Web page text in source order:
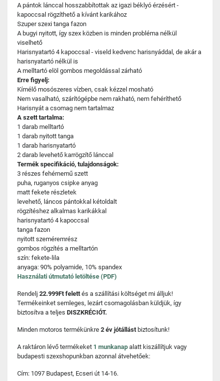
A pántok lánccal hosszabbítottak az igazi béklyó érzésért -
kapoccsal rögzíthető a kívánt karikához
Szuper szexi tanga fazon
A bugyi nyitott, így szex közben is minden probléma nélkül
viselhető
Harisnyatartó 4 kapoccsal - viseld kedvenc harisnyáddal, de akár a
harisnyatartó nélkül is
A melltartó elöl gombos megoldással zárható
Erre figyelj:
Kímélő mosószeres vízben, csak kézzel mosható
Nem vasalható, szárítógépbe nem rakható, nem fehéríthető
Harisnyát a csomag nem tartalmaz
A szett tartalma:
1 darab melltartó
1 darab nyitott tanga
1 darab harisnyatartó
2 darab levehető karrögzítő lánccal
Termék specifikáció, tulajdonságok:
3 részes fehérnemű szett
puha, ruganyos csipke anyag
matt fekete részletek
levehető, láncos pántokkal kétoldalt
rögzítéshez alkalmas karikákkal
harisnyatartó 4 kapoccsal
tanga fazon
nyitott szeméremrész
gombos rögzítés a melltartón
szín: fekete-lila
anyaga: 90% polyamide, 10% spandex
Használati útmutató letöltése (PDF)
Rendelj 22.999Ft felettés a szállítási költséget mi álljuk!
Termékeinket semleges, lezárt csomagolásban küldjük, így
biztosítva a teljes DISZKRÉCIÓT.
Minden motoros termékünkre 2 év jótállást biztosítunk!
A raktáron lévő termékeket 1 munkanap alatt kiszállítjuk vagy
budapesti szexshopunkban azonnal átvehetőek:
Cím: 1097 Budapest, Ecseri út 14-16.